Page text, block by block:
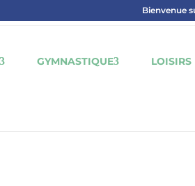
Bienvenue
GYMNASTIQUE LOISIRS